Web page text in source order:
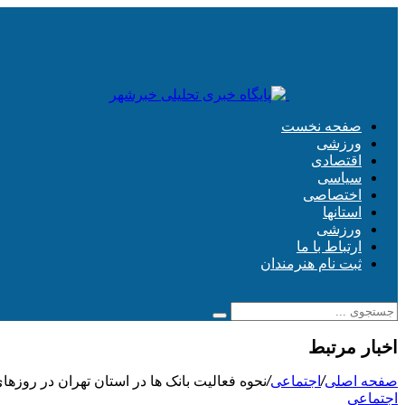
صفحه نخست
ورزشی
اقتصادی
سیاسی
اختصاصی
استانها
ورزشی
ارتباط با ما
ثبت نام هنرمندان
اخبار مرتبط
صفحه اصلی/اجتماعی/نحوه فعالیت بانک ها در استان تهران در
اجتماعی